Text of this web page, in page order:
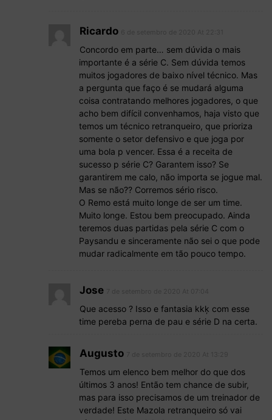
Ricardo
Concordo em parte… sem dúvida o mais
importante é a série C. Sem dúvida temos
muitos jogadores de baixo nível técnico. Mas
a pergunta que faço é se mudará alguma
coisa contratando melhores jogadores, o que
acho bem difícil convenhamos, haja visto que
temos um técnico retranqueiro, que prioriza
somente o setor defensivo e que joga por
uma bola p vencer. Essa é a receita de
sucesso p série C? Garantem isso? Se
garantirem me calo, não importa se jogue mal.
Mas se não?? Corremos sério risco.
O Remo está muito longe de ser um time.
Muito longe. Estou bem preocupado. Ainda
teremos duas partidas pela série C com o
Paysandu e sinceramente não sei o que pode
mudar radicalmente em tão pouco tempo.
Jose
Que acesso ? Isso e fantasia kkķ com esse
time pereba perna de pau e série D na certa.
Augusto
Temos um elenco bem melhor do que dos
últimos 3 anos! Então tem chance de subir,
mas para isso precisamos de um treinador de
verdade! Este Mazola retranqueiro só vai